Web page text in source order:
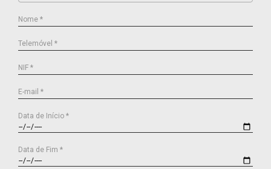
Nome *
Telemóvel *
NIF *
E-mail *
Data de Início *
Data de Fim *